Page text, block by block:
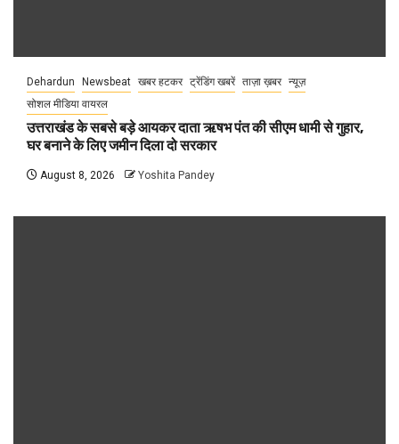
Dehardun Newsbeat खबर हटकर ट्रेंडिंग खबरें ताज़ा ख़बर न्यूज़
सोशल मीडिया वायरल
उत्तराखंड के सबसे बड़े आयकर दाता ऋषभ पंत की सीएम धामी से गुहार,
घर बनाने के लिए जमीन दिला दो सरकार
August 8, 2026 Yoshita Pandey